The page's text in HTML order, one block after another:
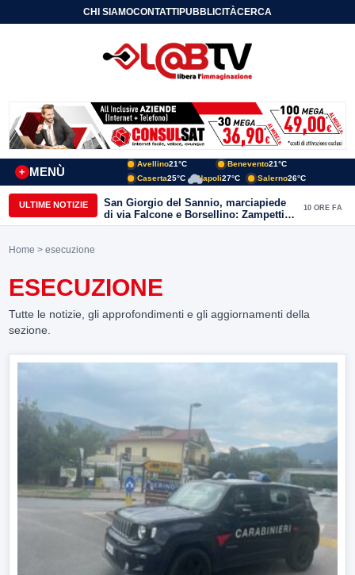
CHI SIAMOCONTATTIPUBBLICITÀCERCA
MENÙ
+
Avellino21°C Benevento21°C
Caserta25°C Napoli27°C Salerno26°C
ULTIME NOTIZIE
San Giorgio del Sannio, marciapiede
di via Falcone e Borsellino: Zampetti e
Lombardi replicano alle polemiche
10 ORE FA
Home > esecuzione
ESECUZIONE
Tutte le notizie, gli approfondimenti e gli aggiornamenti della
sezione.